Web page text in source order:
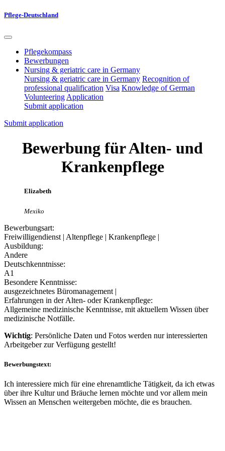
Pflege-Deutschland
Pflegekompass
Bewerbungen
Nursing & geriatric care in Germany
Nursing & geriatric care in Germany Recognition of
professional qualification Visa Knowledge of German
Volunteering Application
Submit application
Submit application
Bewerbung für Alten- und
Krankenpflege
Elizabeth
Mexiko
Bewerbungsart:
Freiwilligendienst | Altenpflege | Krankenpflege |
Ausbildung:
Andere
Deutschkenntnisse:
A1
Besondere Kenntnisse:
ausgezeichnetes Büromanagement |
Erfahrungen in der Alten- oder Krankenpflege:
Allgemeine medizinische Kenntnisse, mit aktuellem Wissen über
medizinische Notfälle.
Wichtig: Persönliche Daten und Fotos werden nur interessierten
Arbeitgeber zur Verfügung gestellt!
Bewerbungstext:
Ich interessiere mich für eine ehrenamtliche Tätigkeit, da ich etwas
über ihre Kultur und Bräuche lernen möchte und vor allem mein
Wissen an Menschen weitergeben möchte, die es brauchen.